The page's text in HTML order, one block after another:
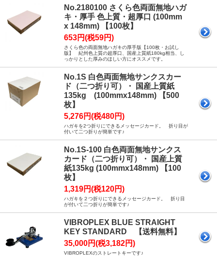
No.2180100 さくら色両面無地ハガ
キ・厚手 色上質・超厚口 (100mm
x 148mm) 【100枚】
653円(税59円)
さくら色の両面無地ハガキの厚手版【100枚・お試し
版】 紀州色上質の超厚口、国産上質紙180kg相当、し
っかりとした厚みのほしい方にオススメです。
No.1S 白色両面無地サンクスカー
ド（二つ折り可）・ 国産上質紙
135kg (100mmx148mm) 【500
枚】
5,276円(税480円)
ハガキを2つ折りにできるメッセージカード。 折り目が
付いて二つ折りが簡単です♪
No.1S-100 白色両面無地サンクス
カード（二つ折り可）・ 国産上質
紙135kg (100mmx148mm) 【100
枚】
1,319円(税120円)
ハガキを２つ折りにできるメッセージカード。 折り目
が付いて二つ折りが簡単です♪
VIBROPLEX BLUE STRAIGHT
KEY STANDARD 【送料無料】
35,000円(税3,182円)
VIBROPLEXのストレートキーです♪